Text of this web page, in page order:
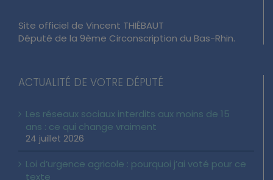
Site officiel de Vincent THIÉBAUT
Député de la 9ème Circonscription du Bas-Rhin.
ACTUALITÉ DE VOTRE DÉPUTÉ
Les réseaux sociaux interdits aux moins de 15
ans : ce qui change vraiment
24 juillet 2026
Loi d’urgence agricole : pourquoi j’ai voté pour ce
texte